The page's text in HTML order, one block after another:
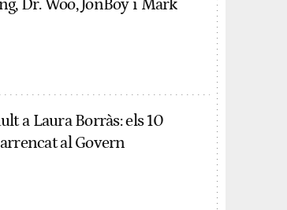
Dr. Woo, JonBoy i Mark
a Laura Borràs: els 10
al Govern